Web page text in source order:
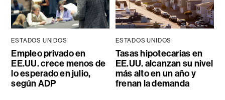
ESTADOS UNIDOS
Empleo privado en
EE.UU. crece menos de
lo esperado en julio,
según ADP
ESTADOS UNIDOS
Tasas hipotecarias en
EE.UU. alcanzan su nivel
más alto en un año y
frenan la demanda